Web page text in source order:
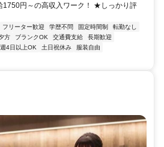
円～の高収入ワーク！ ★しっかり評
フリーター歓迎 学歴不問 固定時間制
転勤なし
方 ブランクOK 交通費支給
長期歓迎
週4日以上OK 土日祝休み
服装自由